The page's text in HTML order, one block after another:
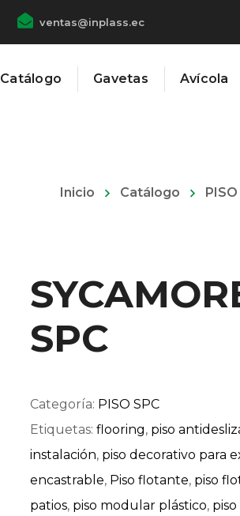
ventas@inplass.ec
Catálogo Gavetas Avícola
Inicio Catálogo
SPC
Categoría: PISO SPC
Etiquetas: flooring, piso
instalación, piso decorativo para
encastrable, Piso flotante, piso
patios, piso modular plástico,